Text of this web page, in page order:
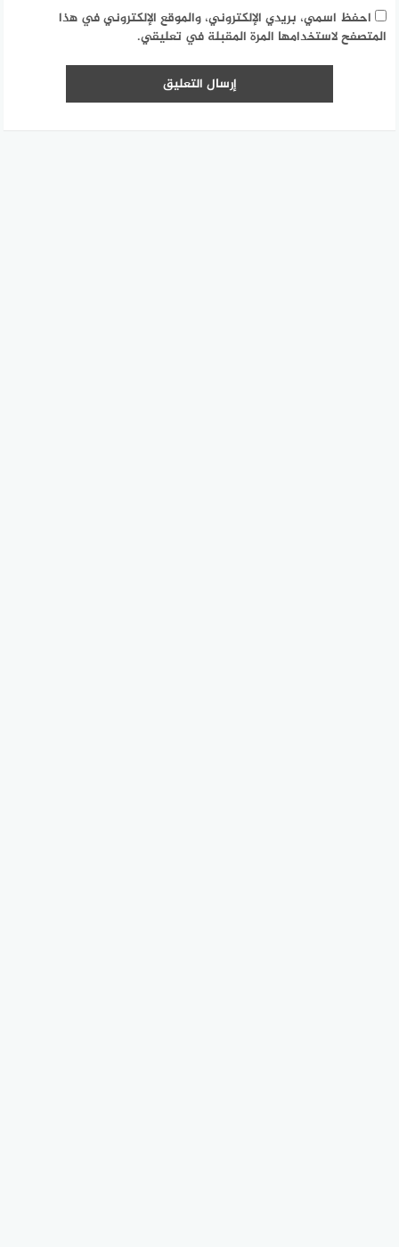
احفظ اسمي، بريدي الإلكتروني، والموقع الإلكتروني في هذا
المتصفح لاستخدامها المرة المقبلة في تعليقي.